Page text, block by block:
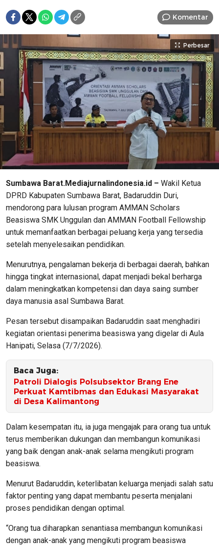
Komentar
Perbesar
Sumbawa Barat.Mediajurnalindonesia.id – Wakil Ketua
DPRD Kabupaten Sumbawa Barat, Badaruddin Duri,
mendorong para lulusan program AMMAN Scholars
Beasiswa SMK Unggulan dan AMMAN Football Fellowship
untuk memanfaatkan berbagai peluang kerja yang tersedia
setelah menyelesaikan pendidikan.
Menurutnya, pengalaman bekerja di berbagai daerah, bahkan
hingga tingkat internasional, dapat menjadi bekal berharga
dalam meningkatkan kompetensi dan daya saing sumber
daya manusia asal Sumbawa Barat.
Pesan tersebut disampaikan Badaruddin saat menghadiri
kegiatan orientasi penerima beasiswa yang digelar di Aula
Hanipati, Selasa (7/7/2026).
Baca Juga:
Patroli Dialogis Polsubsektor Brang Ene
Perkuat Kamtibmas dan Edukasi Masyarakat
di Desa Kalimantong
Dalam kesempatan itu, ia juga mengajak para orang tua untuk
terus memberikan dukungan dan membangun komunikasi
yang baik dengan anak-anak selama mengikuti program
beasiswa.
Menurut Badaruddin, keterlibatan keluarga menjadi salah satu
faktor penting yang dapat membantu peserta menjalani
proses pendidikan dengan optimal.
“Orang tua diharapkan senantiasa membangun komunikasi
dengan anak-anak yang mengikuti program beasiswa